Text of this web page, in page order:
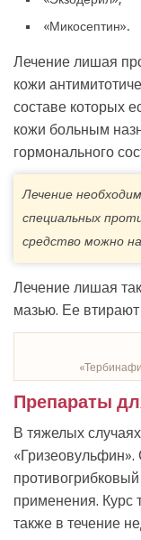
«Микосептин».
Лечение лишая
кожи
составе которых
кожи больным
гормонального
Лечение
специальных
средство можно
Лечение лишая
мазью. Ее втирают
Препараты
В тяжелых
«Гризеовульфин».
применения. Курс
также в течение